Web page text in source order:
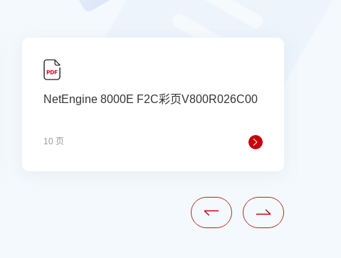
NetEngine 8000E F2C彩页V800R026C00
10 页